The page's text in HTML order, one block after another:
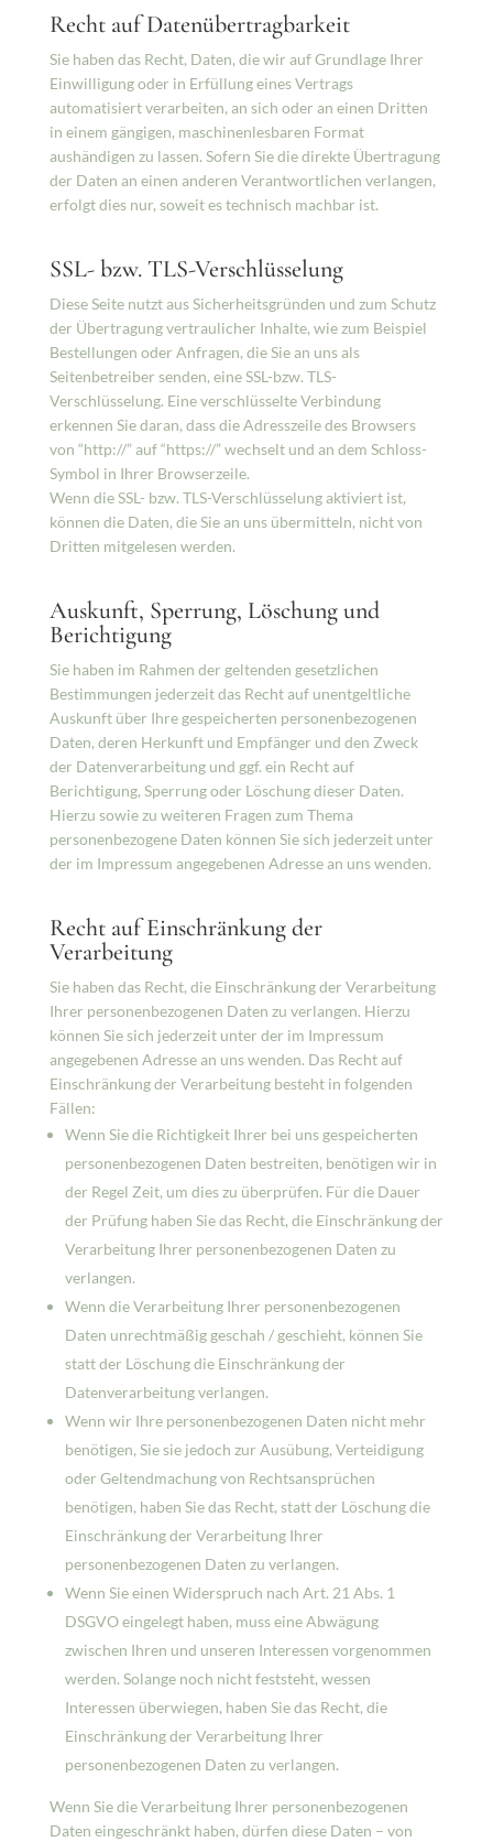
Recht auf Datenübertragbarkeit
Sie haben das Recht, Daten, die wir auf Grundlage Ihrer
Einwilligung oder in Erfüllung eines Vertrags
automatisiert verarbeiten, an sich oder an einen Dritten
in einem gängigen, maschinenlesbaren Format
aushändigen zu lassen. Sofern Sie die direkte Übertragung
der Daten an einen anderen Verantwortlichen verlangen,
erfolgt dies nur, soweit es technisch machbar ist.
SSL- bzw. TLS-Verschlüsselung
Diese Seite nutzt aus Sicherheitsgründen und zum Schutz
der Übertragung vertraulicher Inhalte, wie zum Beispiel
Bestellungen oder Anfragen, die Sie an uns als
Seitenbetreiber senden, eine SSL-bzw. TLS-
Verschlüsselung. Eine verschlüsselte Verbindung
erkennen Sie daran, dass die Adresszeile des Browsers
von “http://” auf “https://” wechselt und an dem Schloss-
Symbol in Ihrer Browserzeile.
Wenn die SSL- bzw. TLS-Verschlüsselung aktiviert ist,
können die Daten, die Sie an uns übermitteln, nicht von
Dritten mitgelesen werden.
Auskunft, Sperrung, Löschung und
Berichtigung
Sie haben im Rahmen der geltenden gesetzlichen
Bestimmungen jederzeit das Recht auf unentgeltliche
Auskunft über Ihre gespeicherten personenbezogenen
Daten, deren Herkunft und Empfänger und den Zweck
der Datenverarbeitung und ggf. ein Recht auf
Berichtigung, Sperrung oder Löschung dieser Daten.
Hierzu sowie zu weiteren Fragen zum Thema
personenbezogene Daten können Sie sich jederzeit unter
der im Impressum angegebenen Adresse an uns wenden.
Recht auf Einschränkung der
Verarbeitung
Sie haben das Recht, die Einschränkung der Verarbeitung
Ihrer personenbezogenen Daten zu verlangen. Hierzu
können Sie sich jederzeit unter der im Impressum
angegebenen Adresse an uns wenden. Das Recht auf
Einschränkung der Verarbeitung besteht in folgenden
Fällen:
Wenn Sie die Richtigkeit Ihrer bei uns gespeicherten
personenbezogenen Daten bestreiten, benötigen wir in
der Regel Zeit, um dies zu überprüfen. Für die Dauer
der Prüfung haben Sie das Recht, die Einschränkung der
Verarbeitung Ihrer personenbezogenen Daten zu
verlangen.
Wenn die Verarbeitung Ihrer personenbezogenen
Daten unrechtmäßig geschah / geschieht, können Sie
statt der Löschung die Einschränkung der
Datenverarbeitung verlangen.
Wenn wir Ihre personenbezogenen Daten nicht mehr
benötigen, Sie sie jedoch zur Ausübung, Verteidigung
oder Geltendmachung von Rechtsansprüchen
benötigen, haben Sie das Recht, statt der Löschung die
Einschränkung der Verarbeitung Ihrer
personenbezogenen Daten zu verlangen.
Wenn Sie einen Widerspruch nach Art. 21 Abs. 1
DSGVO eingelegt haben, muss eine Abwägung
zwischen Ihren und unseren Interessen vorgenommen
werden. Solange noch nicht feststeht, wessen
Interessen überwiegen, haben Sie das Recht, die
Einschränkung der Verarbeitung Ihrer
personenbezogenen Daten zu verlangen.
Wenn Sie die Verarbeitung Ihrer personenbezogenen
Daten eingeschränkt haben, dürfen diese Daten – von